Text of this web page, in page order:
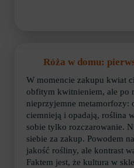
Róża w domu:
W momencie zakupu kwiat
obfitym kwitnieniem, ale po
nieprzyjemne metamorfozy:
ciemnieją i opadają, roślina
sobie tylko rozczarowanie.
siebie za zakup. Powodem
jakość rośliny, ale kontrast
Faktem jest, że kultura w